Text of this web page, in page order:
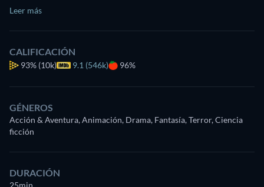
Leer más
CALIFICACIÓN
93% (10k) 9.1 (546k) 96%
GÉNEROS
Acción & Aventura, Animación, Drama, Fantasía, Terror, Ciencia
ficción
DURACIÓN